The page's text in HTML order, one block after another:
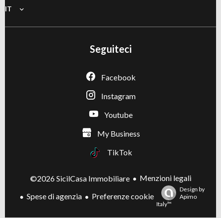
IT
Seguiteci
Facebook
Instagram
Youtube
My Business
TikTok
©2026 SicilCasa Immobiliare
Menzioni legali
Spese di agenzia
Preferenze cookie
Design by
Apimo
Italy™